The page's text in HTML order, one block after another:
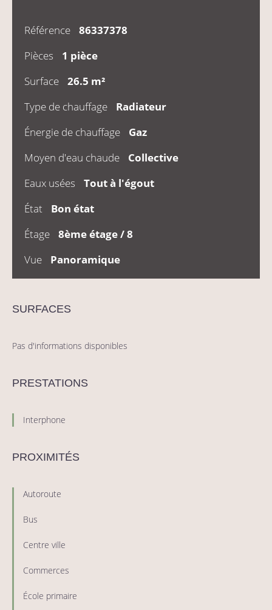
Référence
86337378
Pièces
1 pièce
Surface
26.5 m²
Type de chauffage
Radiateur
Énergie de chauffage
Gaz
Moyen d'eau chaude
Collective
Eaux usées
Tout à l'égout
État
Bon état
Étage
8ème étage / 8
Vue
Panoramique
SURFACES
Pas d'informations disponibles
PRESTATIONS
Interphone
PROXIMITÉS
Autoroute
Bus
Centre ville
Commerces
École primaire